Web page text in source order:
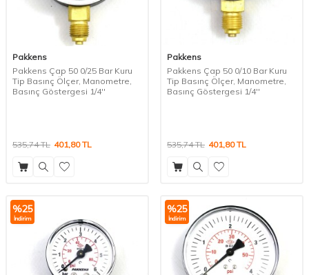
Pakkens
Pakkens Çap 50 0/25 Bar Kuru
Tip Basınç Ölçer, Manometre,
Basınç Göstergesi 1/4''
535,74TL 401,80TL
Pakkens
Pakkens Çap 50 0/10 Bar Kuru
Tip Basınç Ölçer, Manometre,
Basınç Göstergesi 1/4''
535,74TL 401,80TL
%25
İndirim
%25
İndirim